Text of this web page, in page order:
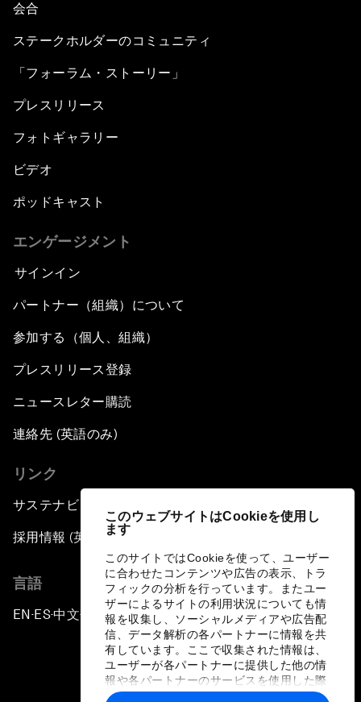
このウェブサイトはCookieを使用し
ます
このサイトではCookieを使って、ユーザー
に合わせたコンテンツや広告の表示、トラ
フィックの分析を行っています。またユー
ザーによるサイトの利用状況についても情
報を収集し、ソーシャルメディアや広告配
信、データ解析の各パートナーに情報を共
有しています。ここで収集された情報は、
ユーザーが各パートナーに提供した他の情
報や各パートナーのサービスを使用した際
に収集された情報と組み合わされ、各パー
会合
ステークホルダーのコミュニティ
「フォーラム・ストーリー」
プレスリリース
フォトギャラリー
ビデオ
ポッドキャスト
エンゲージメント
サインイン
パートナー（組織）について
参加する（個人、組織）
プレスリリース登録
ニュースレター購読
連絡先 (英語のみ)
リンク
サステナビリティへの取り組み
採用情報 (英語のみ)
言語
EN ▪ ES▪中文▪ 日本語